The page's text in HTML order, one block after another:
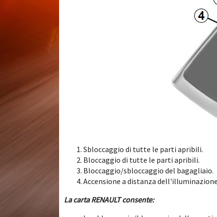
Sbloccaggio di tutte le parti apribili.
Bloccaggio di tutte le parti apribili.
Bloccaggio/sbloccaggio del bagagliaio.
Accensione a distanza
La carta RENAULT consente: